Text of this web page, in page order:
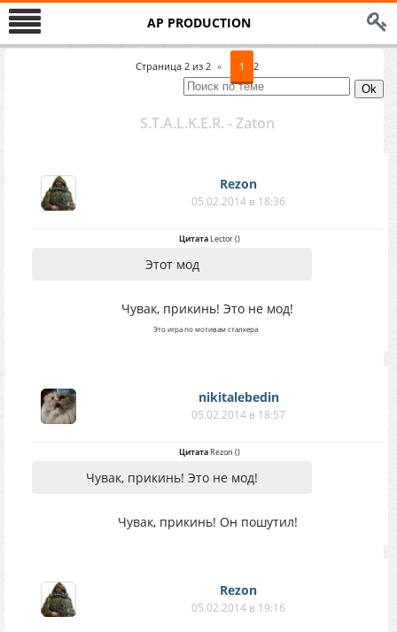
AP PRODUCTION
Страница 2 из 2 « 1 2
S.T.A.L.K.E.R. - Zaton
Rezon
05.02.2014 в 18:36
ЦитатаLector()
Этот мод
Чувак, прикинь! Это не мод!
Это игра по мотивам сталкера
nikitalebedin
05.02.2014 в 18:57
ЦитатаRezon ()
Чувак, прикинь! Это не мод!
Чувак, прикинь! Он пошутил!
Rezon
05.02.2014 в 19:16